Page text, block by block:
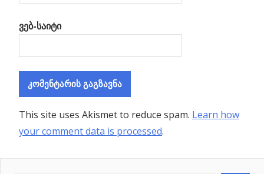
ვებ-საიტი
This site uses Akismet to reduce spam. Learn how
your comment data is processed.